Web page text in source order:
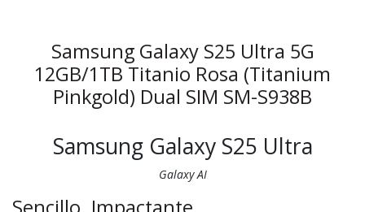
Samsung Galaxy S25 Ultra 5G
12GB/1TB Titanio Rosa (Titanium
Pinkgold) Dual SIM SM-S938B
Samsung Galaxy S25 Ultra
Galaxy AI